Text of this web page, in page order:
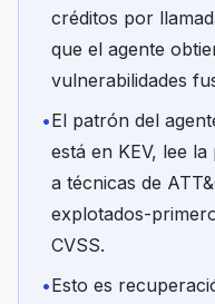
créditos por
que el agente
vulnerabilidades
•El patrón del
está en KEV, lee
a técnicas de
explotados-
CVSS.
•Esto es